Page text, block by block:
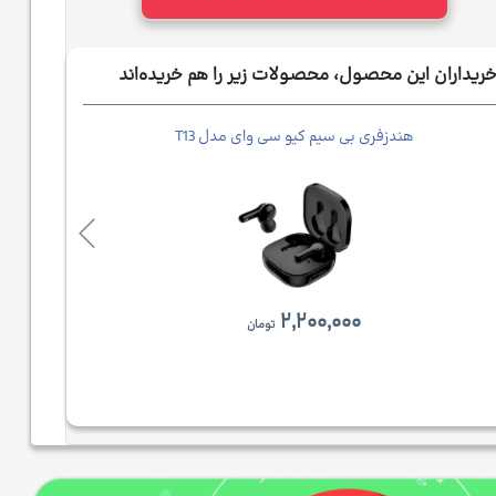
خریداران این محصول، محصولات زیر را هم خریده‌اند
هندزفری بی سیم کیو سی وای مدل T13
۲,۲۰۰,۰۰۰ تومان